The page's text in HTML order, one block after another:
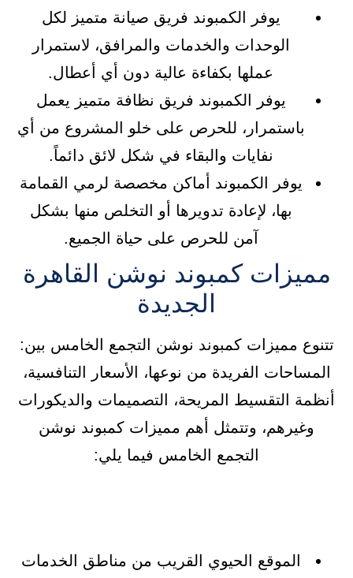
يوفر الكمبوند فريق صيانة متميز لكل
الوحدات والخدمات والمرافق، لاستمرار
عملها بكفاءة عالية دون أي أعطال.
يوفر الكمبوند فريق نظافة متميز يعمل
باستمرار، للحرص على خلو المشروع من أي
نفايات والبقاء في شكل لائق دائماً.
يوفر الكمبوند أماكن مخصصة لرمي القمامة
بها، لإعادة تدويرها أو التخلص منها بشكل
آمن للحرص على حياة الجميع.
مميزات كمبوند نوشن القاهرة
الجديدة
تتنوع مميزات كمبوند نوشن التجمع الخامس بين:
المساحات الفريدة من نوعها، الأسعار التنافسية،
أنظمة التقسيط المريحة، التصميمات والديكورات
وغيرهم، وتتمثل أهم مميزات كمبوند نوشن
التجمع الخامس فيما يلي:
الموقع الحيوي القريب من مناطق الخدمات